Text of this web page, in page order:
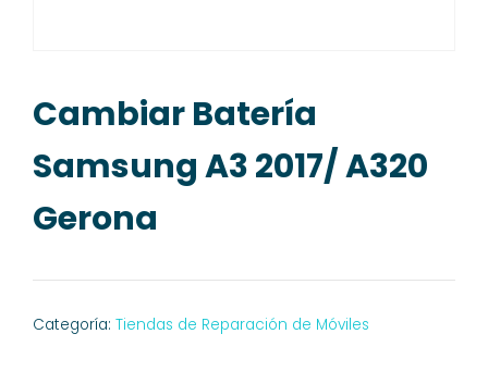
Cambiar Batería
Samsung A3 2017/ A320
Gerona
Categoría: Tiendas de Reparación de Móviles